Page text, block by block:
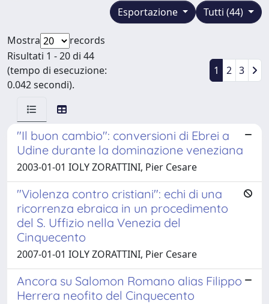
Tutti (44)
Esportazione
Mostra
records
Risultati 1 - 20 di 44
(tempo di esecuzione:
0.042 secondi).
1 2 3
"Il buon cambio": conversioni di Ebrei a
Udine durante la dominazione veneziana
2003-01-01 IOLY ZORATTINI, Pier Cesare
"Violenza contro cristiani": echi di una
ricorrenza ebraica in un procedimento
del S. Uffizio nella Venezia del
Cinquecento
2007-01-01 IOLY ZORATTINI, Pier Cesare
Ancora su Salomon Romano alias Filippo
Herrera neofito del Cinquecento